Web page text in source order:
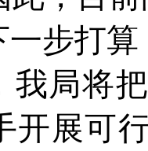
一步打算
我局将
开展可